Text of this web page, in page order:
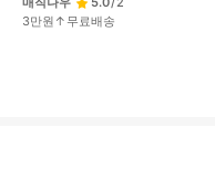
3만원↑무료배송